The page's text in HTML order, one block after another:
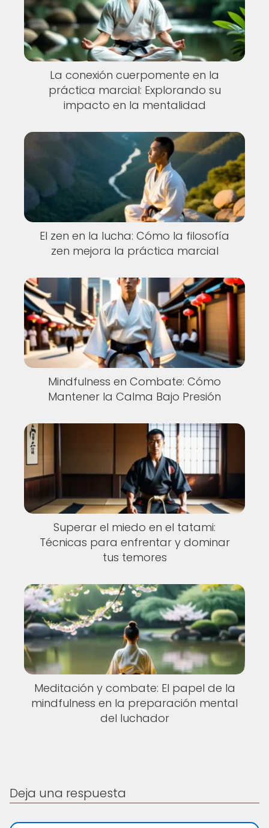
La conexión cuerpomente en la
práctica marcial: Explorando su
impacto en la mentalidad
El zen en la lucha: Cómo la filosofía
zen mejora la práctica marcial
Mindfulness en Combate: Cómo
Mantener la Calma Bajo Presión
Superar el miedo en el tatami:
Técnicas para enfrentar y dominar
tus temores
Meditación y combate: El papel de la
mindfulness en la preparación mental
del luchador
Deja una respuesta